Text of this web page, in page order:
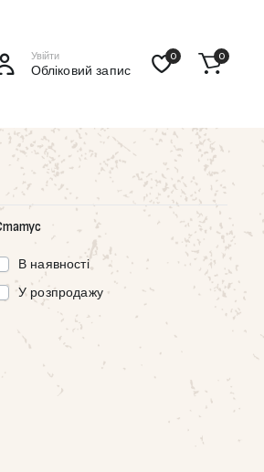
Увійти
Обліковий запис
0 0
В наявності
У розпродажу